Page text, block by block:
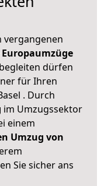
vergangenen
dürfen
für Ihren
. Durch
im Umzugssektor
einem
Umzug von
Sie sicher ans